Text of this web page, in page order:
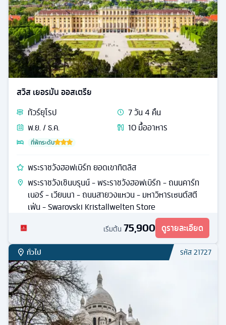
สวิส เยอรมัน ออสเตรีย
ทัวร์ยุโรป 7วัน4 คืน
พ.ย. / ธ.ค.
10มื้ออาหาร
ที่พักระดับ
พระราชวังฮอฟเบิร์ก ยอดเขาทิตลิส
พระราชวังเชินบรุนน์ - พระราชวังฮอฟเบิร์ก - ถนนคาร์ท
เนอร์ - เวียนนา - ถนนสายวงแหวน - มหาวิหารเซนต์สตี
เฟ่น - Swarovski Kristallwelten Store
เริ่มต้น 75,900 ดูรายละเอียด
ทั่วไป รหัส21727